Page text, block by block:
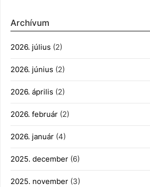
Archívum
2026. július (2)
2026. június (2)
2026. április (2)
2026. február (2)
2026. január (4)
2025. december (6)
2025. november (3)